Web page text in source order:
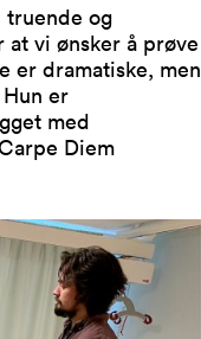
truende og
vi ønsker å prøve
er dramatiske, men
er
med
Diem